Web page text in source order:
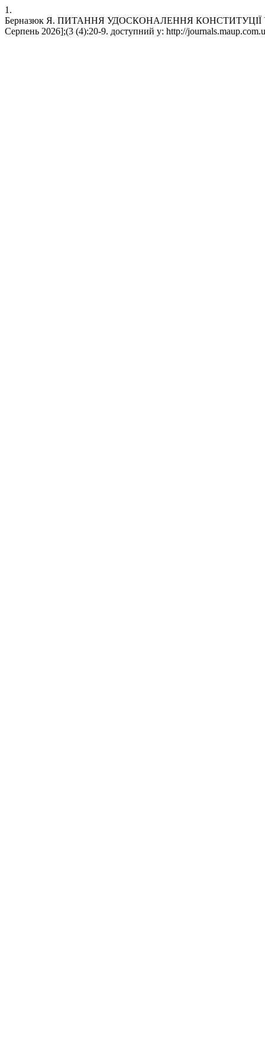
1.
Берназюк Я. ПИТАННЯ УДОСКОНАЛЕННЯ КОНСТИТУЦІЇ
Серпень 2026];(3 (4):20-9. доступний у: http://